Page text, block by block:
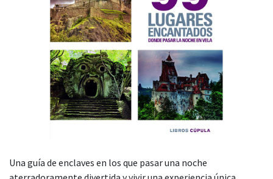
Una guía de enclaves en los que pasar una noche